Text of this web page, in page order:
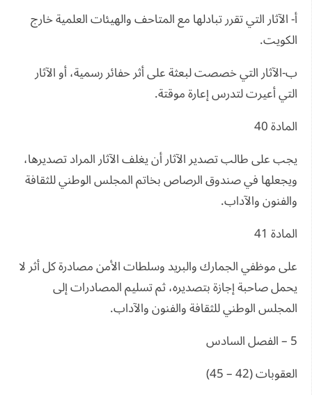
أ‌- الآثار التي تقرر تبادلها مع المتاحف والهيئات العلمية خارج
الكويت.
ب-الآثار التي خصصت لبعثة على أثر حفائر رسمية، أو الآثار
التي أعيرت لتدرس إعارة موقتة.
المادة 40
يجب على طالب تصدير الآثار أن يغلف الآثار المراد تصديرها،
ويجعلها في صندوق الرصاص بخاتم المجلس الوطني للثقافة
والفنون والآداب.
المادة 41
على موظفي الجمارك والبريد وسلطات الأمن مصادرة كل أثر لا
يحمل صاحبة إجازة بتصديره، ثم تسليم المصادرات إلى
المجلس الوطني للثقافة والفنون والآداب.
5 – الفصل السادس
العقوبات (42 – 45)